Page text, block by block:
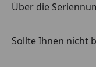
Über die
Sollte Ihnen nicht